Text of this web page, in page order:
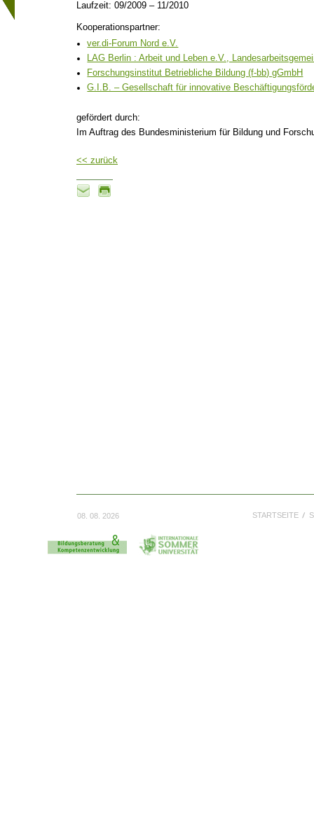
Laufzeit: 09/2009 – 11/2010
Kooperationspartner:
ver.di-Forum Nord e.V.
LAG Berlin : Arbeit und Leben e.V.,
Forschungsinstitut Betriebliche Bildung (f-bb) gGmbH
G.I.B. – Gesellschaft für innovative
gefördert durch:
Im Auftrag des Bundesministerium für Bildung und
<< zurück
08. 08. 2026 STARTSEITE